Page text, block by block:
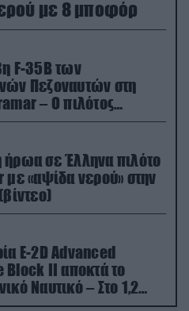
με 8 μποφόρ
F-35B των
Πεζοναυτών στη
– Ο πιλότος
εγκαίρως
ήρωα σε Έλληνα πιλότο
με «αψίδα νερού» στην
E-2D Advanced
Block II αποκτά το
Ναυτικό – Στο 1,2
το κόστος